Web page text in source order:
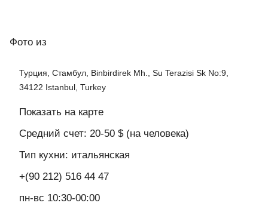
Фото из
Турция, Стамбул, Binbirdirek Mh., Su Terazisi Sk No:9,
34122 Istanbul, Turkey
Показать на карте
Средний счет: 20-50 $ (на человека)
Тип кухни: итальянская
+(90 212) 516 44 47
пн-вс 10:30-00:00